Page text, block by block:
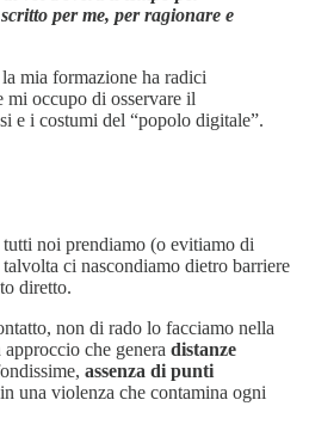
per me, per ragionare e
mia formazione ha radici
mi occupo di osservare il
e i costumi del “popolo digitale”.
noi prendiamo (o evitiamo di
ci nascondiamo dietro barriere
diretto.
non di rado lo facciamo nella
che genera distanze
assenza di punti
una violenza che contamina ogni